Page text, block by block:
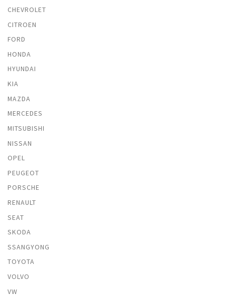
CHEVROLET
CITROEN
FORD
HONDA
HYUNDAI
KIA
MAZDA
MERCEDES
MITSUBISHI
NISSAN
OPEL
PEUGEOT
PORSCHE
RENAULT
SEAT
SKODA
SSANGYONG
TOYOTA
VOLVO
VW